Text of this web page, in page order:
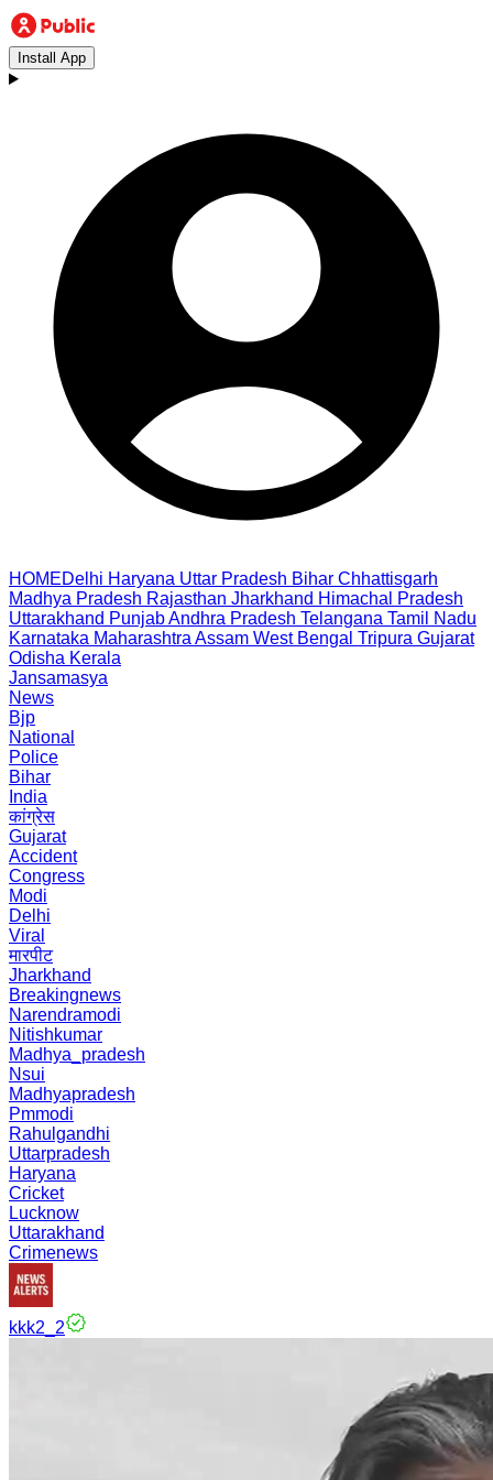
Install App
HOMEDelhi Haryana Uttar Pradesh Bihar Chhattisgarh
Madhya Pradesh Rajasthan Jharkhand Himachal Pradesh
Uttarakhand PunjabAndhra Pradesh Telangana Tamil Nadu
Karnataka Maharashtra Assam West Bengal Tripura Gujarat
Odisha Kerala
Jansamasya
News
Bjp
National
Police
Bihar
India
कांग्रेस
Gujarat
Accident
Congress
Modi
Delhi
Viral
मारपीट
Jharkhand
Breakingnews
Narendramodi
Nitishkumar
Madhya_pradesh
Nsui
Madhyapradesh
Pmmodi
Rahulgandhi
Uttarpradesh
Haryana
Cricket
Lucknow
Uttarakhand
Crimenews
kkk2_2